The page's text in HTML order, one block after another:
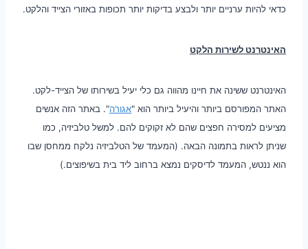
כדאי להיות ערניים יותר ולבצע בדיקות יותר תכופות באזורי הצייד והלקט.
האינטרנט לשירות הלקט
האינטרנט ששינה את חיינו מהווה גם כלי יעיל בשירותו של הצייד-לקט.
האתר המפורסם ביותר והיעיל ביותר הוא "אגורה". באתר הזה אנשים
מציעים למסירה חפצים שהם לא זקוקים להם. למשל טלביזיה, כמו
שניתן לראות בתמונה הבאה. (המעמד של הטלביזיה נלקח ממחסן שבו
הוא ננטש, המעמד לדיסקים נמצא ברחוב ליד בית בשיפוצים.)